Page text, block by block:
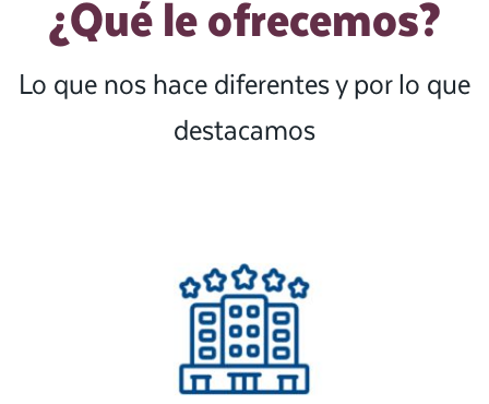
¿Qué le ofrecemos?
Lo que nos hace diferentes y por lo que
destacamos